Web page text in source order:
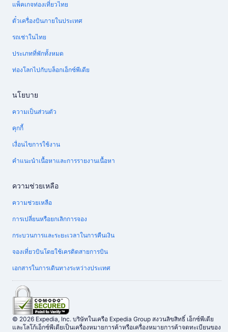
แพ็คเกจท่องเที่ยวไทย
ตั๋วเครื่องบินภายในประเทศ
รถเช่าในไทย
ประเภทที่พักทั้งหมด
ท่องโลกไปกับบล็อกเอ็กซ์พีเดีย
นโยบาย
ความเป็นส่วนตัว
คุกกี้
เงื่อนไขการใช้งาน
คำแนะนำเนื้อหาและการรายงานเนื้อหา
ความช่วยเหลือ
ความช่วยเหลือ
การเปลี่ยนหรือยกเลิกการจอง
กระบวนการและระยะเวลาในการคืนเงิน
จองเที่ยวบินโดยใช้เครดิตสายการบิน
เอกสารในการเดินทางระหว่างประเทศ
© 2026 Expedia, Inc. บริษัทในเครือ Expedia Group สงวนลิขสิทธิ์ เอ็กซ์พีเดีย
และโลโก้เอ็กซ์พีเดียเป็นเครื่องหมายการค้าหรือเครื่องหมายการค้าจดทะเบียนของ